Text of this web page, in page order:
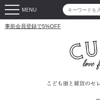
MENU
事前会員登録で5%OFF